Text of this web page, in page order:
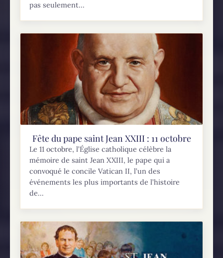
pas seulement...
Fête du pape saint Jean XXIII : 11 octobre
Le 11 octobre, l’Église catholique célèbre la
mémoire de saint Jean XXIII, le pape qui a
convoqué le concile Vatican II, l’un des
événements les plus importants de l’histoire
de...